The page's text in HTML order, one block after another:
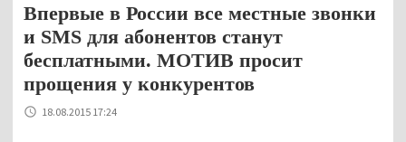
Впервые в России все местные звонки
и SMS для абонентов станут
бесплатными. МОТИВ просит
прощения у конкурентов
18.08.2015 17:24